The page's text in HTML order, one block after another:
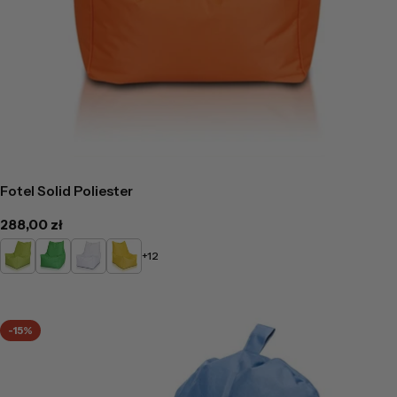
Fotel Solid Poliester
Cena
regularna
288,00 zł
Limonkowy
Zielony Żółty +12
-15%